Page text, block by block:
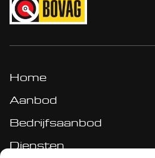
Home
Aanbod
Bedrijfsaanbod
Diensten